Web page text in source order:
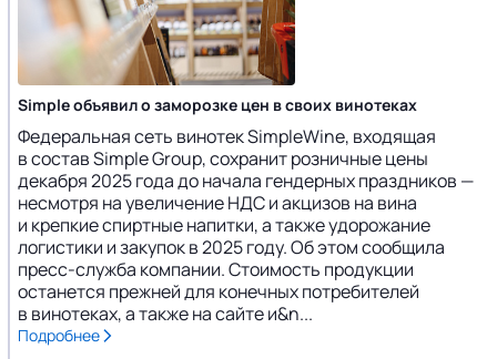
Simple объявил о заморозке цен в своих винотеках
Федеральная сеть винотек SimpleWine, входящая
в состав Simple Group, сохранит розничные цены
декабря 2025 года до начала гендерных праздников —
несмотря на увеличение НДС и акцизов на вина
и крепкие спиртные напитки, а также удорожание
логистики и закупок в 2025 году. Об этом сообщила
пресс-служба компании. Стоимость продукции
останется прежней для конечных потребителей
в винотеках, а также на сайте и&n...
Подробнее